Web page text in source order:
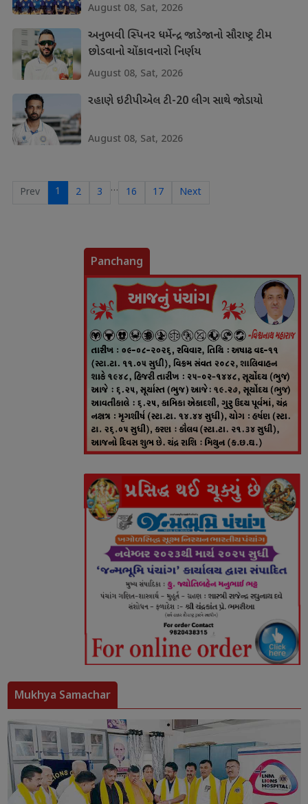
August 08, Sat, 2026
અનુભવી સ્પિનર ધર્મેન્દ્ર જાડેજાનો સૌરાષ્ટ્ર ટીમ
છોડવાનો ચોંકાવનારો નિર્ણય
August 08, Sat, 2026
રહાણે ઇટીપીએલ ટી-20 લીગ સાથે જોડાયો
August 08, Sat, 2026
Prev 1 2 3 … 16 17 Next
Panchang
Mukhya Samachar